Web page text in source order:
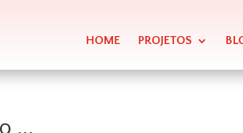
HOME PROJETOS
…